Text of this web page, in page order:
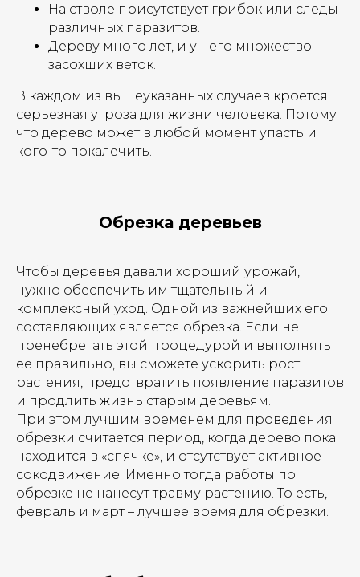
На стволе присутствует грибок или следы
различных паразитов.
Дереву много лет, и у него множество
засохших веток.
В каждом из вышеуказанных случаев кроется
серьезная угроза для жизни человека. Потому
что дерево может в любой момент упасть и
кого-то покалечить.
Обрезка деревьев
Чтобы деревья давали хороший урожай,
нужно обеспечить им тщательный и
комплексный уход. Одной из важнейших его
составляющих является обрезка. Если не
пренебрегать этой процедурой и выполнять
ее правильно, вы сможете ускорить рост
растения, предотвратить появление паразитов
и продлить жизнь старым деревьям.
При этом лучшим временем для проведения
обрезки считается период, когда дерево пока
находится в «спячке», и отсутствует активное
сокодвижение. Именно тогда работы по
обрезке не нанесут травму растению. То есть,
февраль и март – лучшее время для обрезки.